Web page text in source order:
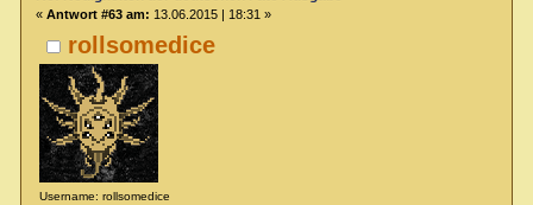
rollsomedice
Username: rollsomedice
« Antwort #63 am: 13.06.2015 | 18:31 »